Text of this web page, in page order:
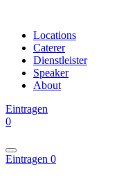
Locations
Caterer
Dienstleister
Speaker
About
Eintragen
0
Eintragen 0